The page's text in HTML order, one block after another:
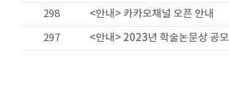
298 <안내> 카카오채널 오픈 안내
297 <안내> 2023년 학술논문상 공모